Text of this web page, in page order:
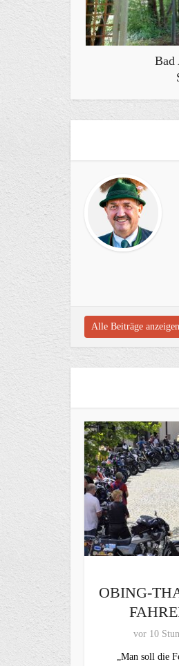
Bad
Alle Beiträge anzeigen
OBING-
vor 10
„Man soll die